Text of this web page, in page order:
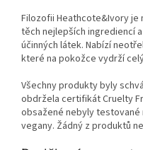
Filozofii Heathcote&Ivory je
těch nejlepších ingrediencí
účinných látek. Nabízí
které na pokožce vydrží
Všechny produkty byly
obdržela certifikát Cruelty
obsažené nebyly testované
vegany. Žádný z produktů